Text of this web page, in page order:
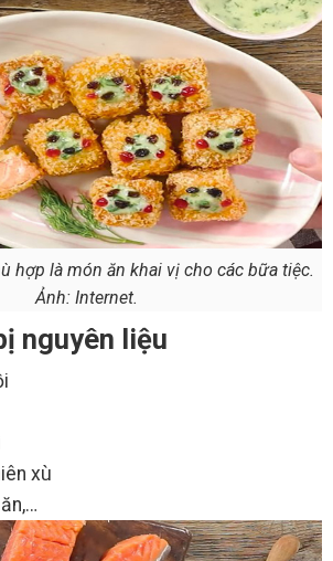
hợp là món ăn khai vị cho các bữa tiệc.
Ảnh: Internet.
nguyên liệu
xù